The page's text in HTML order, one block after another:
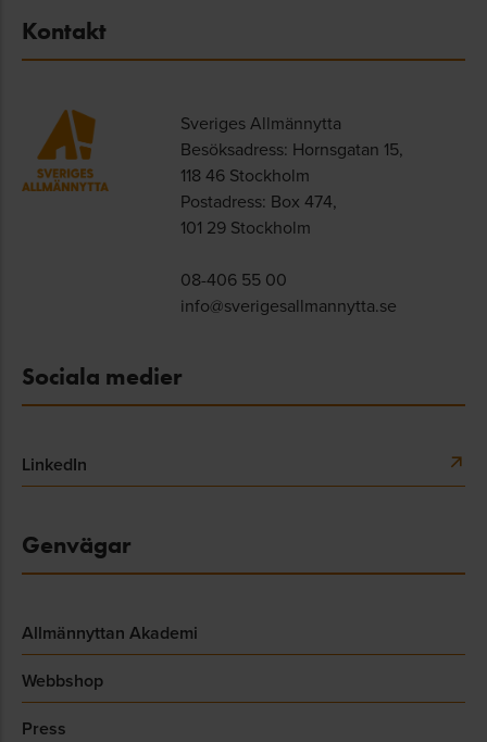
Kontakt
Sveriges Allmännytta
Besöksadress: Hornsgatan 15,
118 46 Stockholm
Postadress: Box 474,
101 29 Stockholm
08-406 55 00
info@sverigesallmannytta.se
Sociala medier
LinkedIn
Genvägar
Allmännyttan Akademi
Webbshop
Press